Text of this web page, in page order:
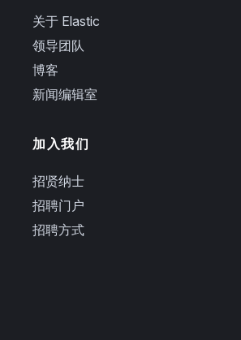
关于 Elastic
领导团队
博客
新闻编辑室
加入我们
招贤纳士
招聘门户
招聘方式